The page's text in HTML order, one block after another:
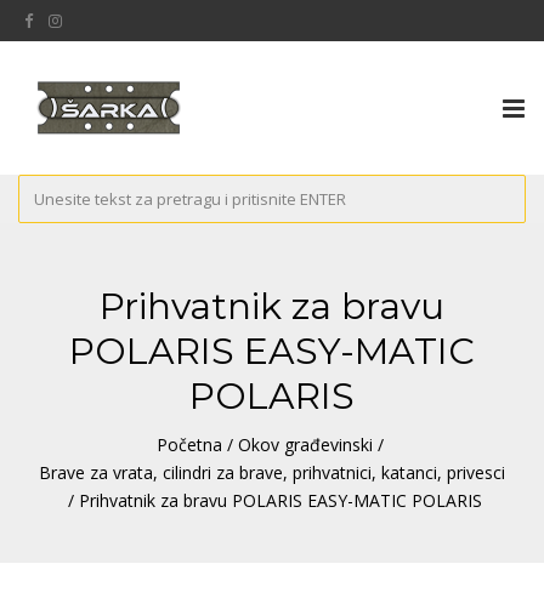
Prihvatnik za bravu
POLARIS EASY-MATIC
POLARIS
Početna / Okov građevinski /
Brave za vrata, cilindri za brave, prihvatnici, katanci, privesci
/ Prihvatnik za bravu POLARIS EASY-MATIC POLARIS